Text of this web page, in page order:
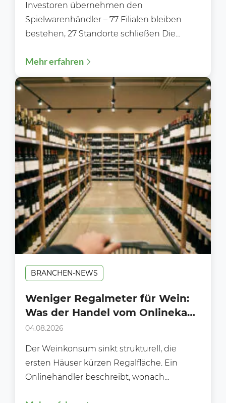
Investoren übernehmen den
Spielwarenhändler – 77 Filialen bleiben
bestehen, 27 Standorte schließen Die
Nachdem die Gläubiger...
Mehr erfahren
BRANCHEN-NEWS
Weniger Regalmeter für Wein:
Was der Handel vom Onlinekauf
lernen kann
04.08.2026
Der Weinkonsum sinkt strukturell, die
ersten Häuser kürzen Regalfläche. Ein
Onlinehändler beschreibt, wonach